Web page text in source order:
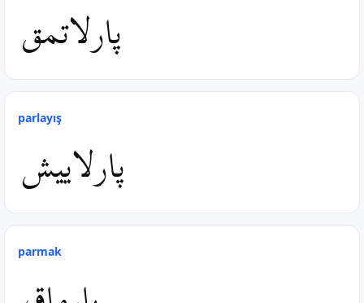
پارلاتمق
parlayış
پارلاییش
parmak